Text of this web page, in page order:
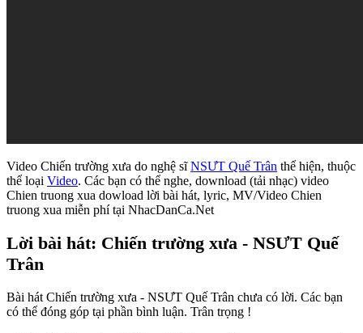
Video Chiến trường xưa do nghệ sĩNSƯT Quế Trân thể hiện, thuộc
thể loại Video. Các bạn có thể nghe, download (tải nhạc) video
Chien truong xua dowload lời bài hát, lyric, MV/Video Chien
truong xua miễn phí tại NhacDanCa.Net
Lời bài hát: Chiến trường xưa - NSƯT Quế
Trân
Bài hát Chiến trường xưa - NSƯT Quế Trân chưa có lời. Các bạn
có thể đóng góp tại phần bình luận. Trân trọng !